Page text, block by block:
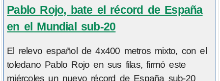
Pablo Rojo, bate el récord de España
en el Mundial sub-20
El relevo español de 4x400 metros mixto, con el
toledano Pablo Rojo en sus filas, firmó este
miércoles un nuevo récord de España sub-20